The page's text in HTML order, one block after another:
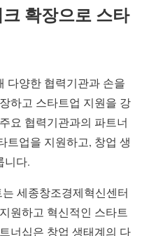
확장으로 스타
다양한 협력기관과 손을
하고 스타트업 지원을 강
요 협력기관과의 파트너
트업을 지원하고, 창업 생
니다.
세종창조경제혁신센터
원하고 혁신적인 스타트
너십은 창업 생태계의 다